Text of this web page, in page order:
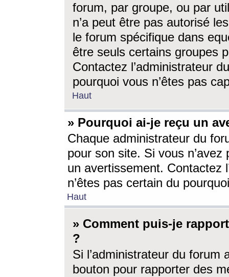
forum, par groupe, ou par
n’a peut être pas autorisé
le forum spécifique dans
être seuls certains groupes
Contactez l’administrateur
pourquoi vous n’êtes pas
Haut
» Pourquoi ai-je reçu un
Chaque administrateur du
pour son site. Si vous
un avertissement. Contactez
n’êtes pas certain du
Haut
» Comment puis-je
?
Si l’administrateur du forum
bouton pour rapporter des